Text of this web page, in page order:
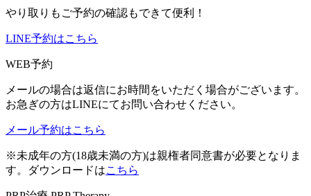
やり取りもご予約の確認もできて便利！
LINE予約はこちら
WEB予約
メールの場合は返信にお時間をいただく場合がございます。
お急ぎの方はLINEにてお問い合わせください。
メール予約はこちら
※未成年の方(18歳未満の方)は親権者同意書が必要となりま
す。ダウンロードはこちら